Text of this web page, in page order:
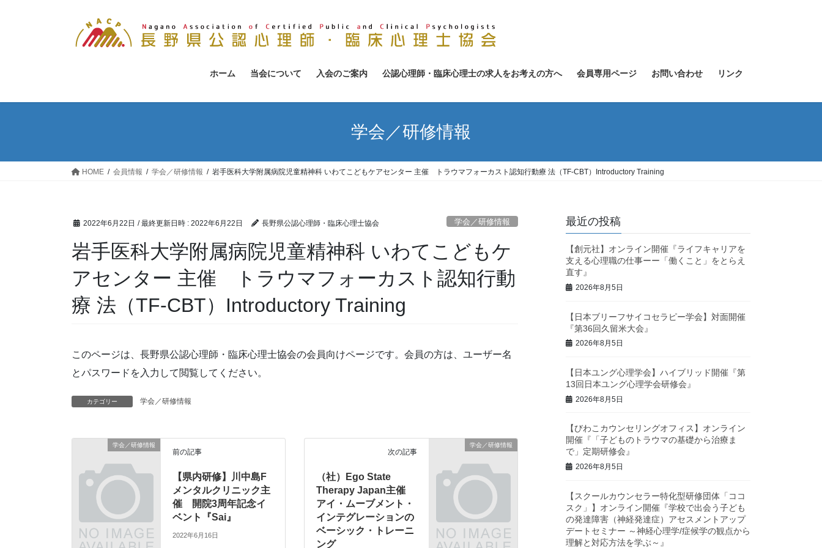
ホーム 当会について 入会のご案内 公認心理師・臨床心理士の求人をお考えの方へ 会員専用ページ お問い合わせ リンク
学会／研修情報
HOME 会員情報 学会／研修情報 岩手医科大学附属病院児童精神科 いわてこどもケアセンター 主催 トラウマフォーカスト認知行動療 法（TF-CBT）Introductory Training
2022年6月22日 / 最終更新日時 : 2022年6月22日 長野県公認心理師・臨床心理士協会 学会／研修情報
岩手医科大学附属病院児童精神科 いわてこどもケ
アセンター 主催 トラウマフォーカスト認知行動
療 法（TF-CBT）Introductory Training
このページは、長野県公認心理師・臨床心理士協会の会員向けページです。会員の方は、ユーザー名
とパスワードを入力して閲覧してください。
カテゴリー 学会／研修情報
学会／研修情報
前の記事
【県内研修】川中島F
メンタルクリニック主
催 開院3周年記念イ
ベント『Sai』
2022年6月16日
学会／研修情報
次の記事
（社）Ego State
Therapy Japan主催
アイ・ムーブメント・
インテグレーションの
ベーシック・トレーニ
ング
最近の投稿
【創元社】オンライン開催『ライフキャリアを
支える心理職の仕事ーー「働くこと」をとらえ
直す』
2026年8月5日
【日本ブリーフサイコセラピー学会】対面開催
『第36回久留米大会』
2026年8月5日
【日本ユング心理学会】ハイブリッド開催『第
13回日本ユング心理学会研修会』
2026年8月5日
【びわこカウンセリングオフィス】オンライン
開催『「子どものトラウマの基礎から治療ま
で」定期研修会』
2026年8月5日
【スクールカウンセラー特化型研修団体「ココ
スク」】オンライン開催『学校で出会う子ども
の発達障害（神経発達症）アセスメントアップ
デートセミナー ～神経心理学/症候学の観点から
理解と対応方法を学ぶ～』